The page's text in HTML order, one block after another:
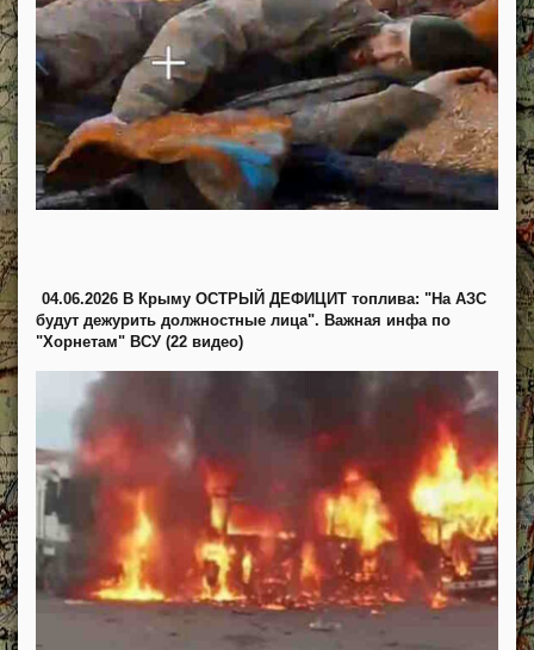
04.06.2026 В Крыму ОСТРЫЙ ДЕФИЦИТ топлива: "На АЗС
будут дежурить должностные лица". Важная инфа по
"Хорнетам" ВСУ (22 видео)